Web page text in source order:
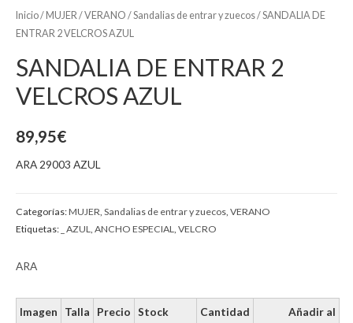
Inicio/ MUJER /VERANO /Sandalias de entrar y zuecos/ SANDALIA DE
ENTRAR 2 VELCROS AZUL
SANDALIA DE ENTRAR 2
VELCROS AZUL
89,95€
ARA 29003 AZUL
Categorías:MUJER Sandalias de entrar y zuecos VERANO
Etiquetas: _ AZUL ANCHO ESPECIAL VELCRO
ARA
Imagen Talla Precio Stock Cantidad
Añadir al